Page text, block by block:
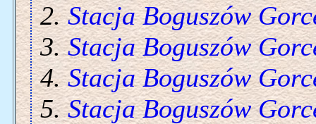
Stacja Boguszów
Stacja Boguszów
Stacja Boguszów
Stacja Boguszów